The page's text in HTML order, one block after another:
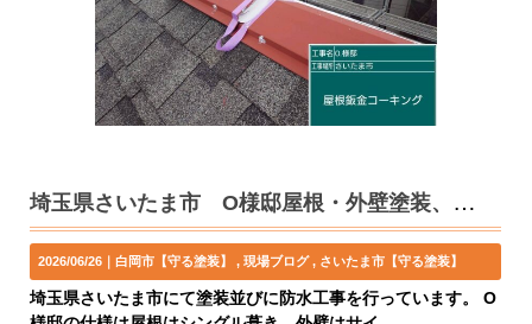
埼玉県さいたま市 O様邸屋根・外壁塗装、ベランダ防水工事
2026/06/26｜白岡市【守る塗装】 現場ブログ さいたま市【守る塗装】
埼玉県さいたま市にて塗装並びに防水工事を行っています。 O